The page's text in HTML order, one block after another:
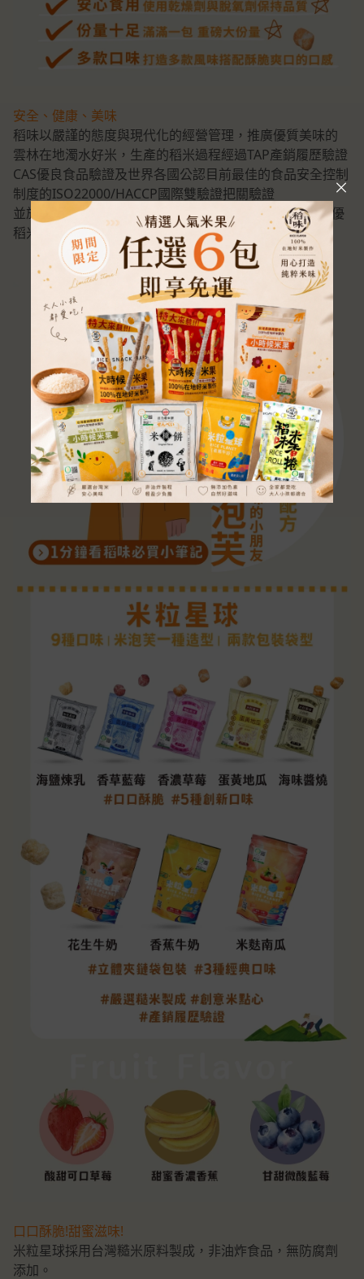
安全、健康、美味
稻味以嚴謹的態度與現代化的經營管理，推廣優質美味的
雲林在地濁水好米，生產的稻米過程經過TAP產銷履歷驗證
CAS優良食品驗證及世界各國公認目前最佳的食品安全控制
制度的ISO22000/HACCP國際雙驗證把關驗證
並於2010年榮獲全國十大經典好米獎的肯定、2012年績優
稻米產銷專業區殊榮之台灣在地好米。
口口酥脆!甜蜜滋味!
米粒星球採用台灣糙米原料製成，非油炸食品，無防腐劑
添加。